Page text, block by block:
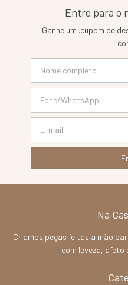
Entre para o
Ganhe um .cupom de
Na
Criamos peças feitas à mão
com leveza, afeto